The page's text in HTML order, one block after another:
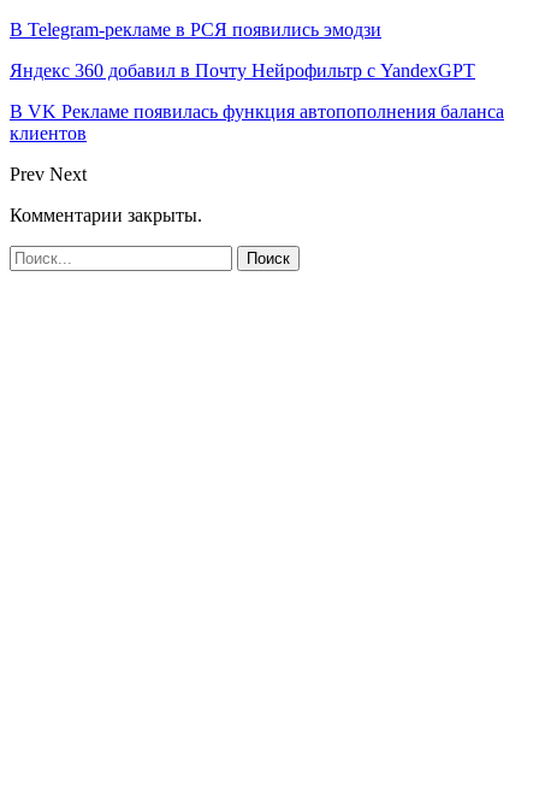
В Telegram-рекламе в РСЯ появились эмодзи
Яндекс 360 добавил в Почту Нейрофильтр с YandexGPT
В VK Рекламе появилась функция автопополнения баланса
клиентов
Prev Next
Комментарии закрыты.